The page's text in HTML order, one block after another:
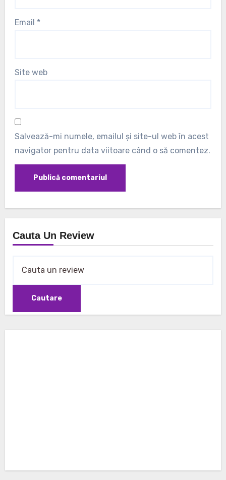
Email *
Site web
Salvează-mi numele, emailul și site-ul web în acest
navigator pentru data viitoare când o să comentez.
Cauta Un Review